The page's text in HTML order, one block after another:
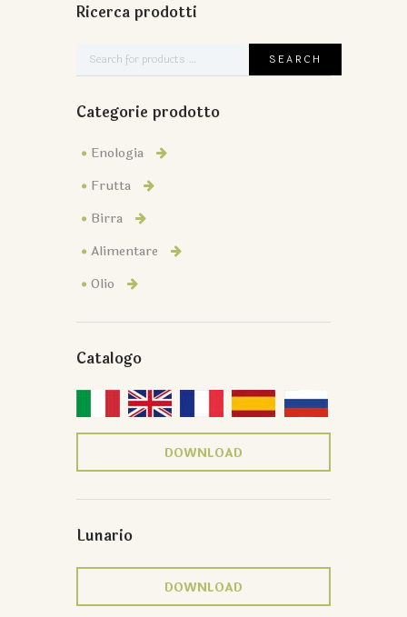
Ricerca prodotti
Categorie prodotto
Enologia
Frutta
Birra
Alimentare
Olio
Catalogo
DOWNLOAD
Lunario
DOWNLOAD